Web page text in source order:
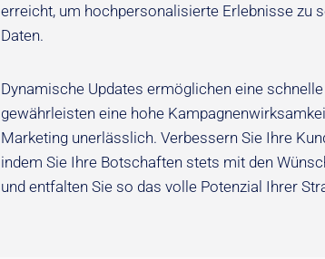
erreicht, um hochpersonalisierte Erlebnisse zu
Daten.
Dynamische Updates ermöglichen eine
gewährleisten eine hohe
Marketing unerlässlich. Verbessern Sie Ihre
indem Sie Ihre Botschaften stets mit den
und entfalten Sie so das volle Potenzial Ihrer